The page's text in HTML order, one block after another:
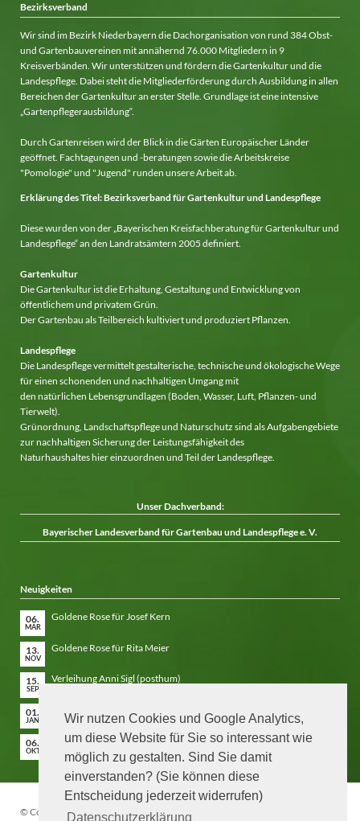
Wir nutzen Cookies und Google Analytics,
um diese Website für Sie so interessant wie
möglich zu gestalten. Sind Sie damit
einverstanden? (Sie können diese
Entscheidung jederzeit widerrufen)
Datenschutzerklärung
Bezirksverband
Wir sind im Bezirk Niederbayern die Dachorganisation von rund 384 Obst-
und Gartenbauvereinen mit annähernd 76.000 Mitgliedern in 9
Kreisverbänden. Wir unterstützen und fördern die Gartenkultur und die
Landespflege. Dabei steht die Mitgliederförderung durch Ausbildung in allen
Bereichen der Gartenkultur an erster Stelle. Grundlage ist eine intensive
„Gartenpflegerausbildung“.
Durch Gartenreisen wird der Blick in die Gärten Europäischer Länder
geöffnet. Fachtagungen und -beratungen sowie die Arbeitskreise
"Pomologie" und "Jugend" runden unsere Arbeit ab.
Erklärung des Titel: Bezirksverband für Gartenkultur und Landespflege
Diese wurden von der „Bayerischen Kreisfachberatung für Gartenkultur und
Landespflege“ an den Landratsämtern 2005 definiert.
Gartenkultur
Die Gartenkultur ist die Erhaltung, Gestaltung und Entwicklung von
öffentlichem und privatem Grün.
Der Gartenbau als Teilbereich kultiviert und produziert Pflanzen.
Landespflege
Die Landespflege vermittelt gestalterische, technische und ökologische Wege
für einen schonenden und nachhaltigen Umgang mit
den natürlichen Lebensgrundlagen (Boden, Wasser, Luft, Pflanzen- und
Tierwelt).
Grünordnung, Landschaftspflege und Naturschutz sind als Aufgabengebiete
zur nachhaltigen Sicherung der Leistungsfähigkeit des
Naturhaushaltes hier einzuordnen und Teil der Landespflege.
Unser Dachverband:
Bayerischer Landesverband für Gartenbau und Landespflege e. V.
Neuigkeiten
06.
MÄR
Goldene Rose für Josef Kern
13.
NOV
Goldene Rose für Rita Meier
15.
SEP
Verleihung Anni Sigl (posthum)
01.
JAN
06.
OKT
Laudatio Hans Göding
© Copyright 2026. Bezirksverband für Gartenkultur & Landespflege